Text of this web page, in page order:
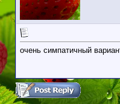
очень симпатичный